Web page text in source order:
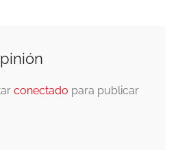
conectado para publicar